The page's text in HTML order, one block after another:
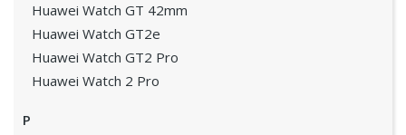
Huawei Watch GT 42mm
Huawei Watch GT2e
Huawei Watch GT2 Pro
Huawei Watch 2 Pro
P